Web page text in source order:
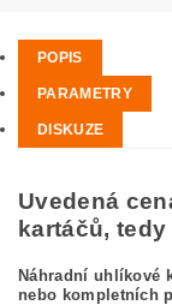
POPIS
PARAMETRY
DISKUZE
Uvedená
kartáčů,
Náhradní uhlíkové
nebo kompletních